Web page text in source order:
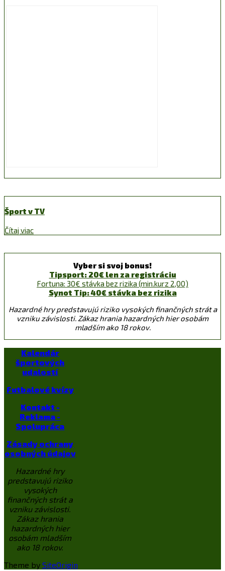
Šport v TV
Čítaj viac
Vyber si svoj bonus!
Tipsport: 20€ len za registráciu
Fortuna: 30€ stávka bez rizika (min.kurz 2,00)
Synot Tip: 40€ stávka bez rizika
Hazardné hry predstavujú riziko vysokých finančných strát a
vzniku závislosti. Zákaz hrania hazardných hier osobám
mladším ako 18 rokov.
Kalendár
športových
udalostí
Futbalové kvízy
Kontakt -
Reklama -
Spolupráca
Zásady ochrany
osobných údajov
Hazardné hry
predstavujú riziko
vysokých
finančných strát a
vzniku závislosti.
Zákaz hrania
hazardných hier
osobám mladším
ako 18 rokov.
Theme by SiteOrigin